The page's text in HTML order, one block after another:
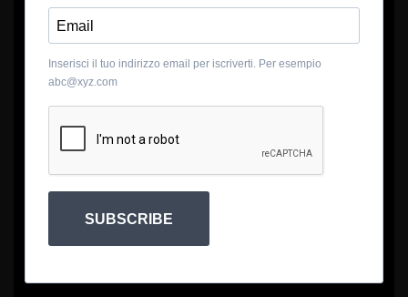
Inserisci il tuo indirizzo email per iscriverti. Per esempio
abc@xyz.com
SUBSCRIBE